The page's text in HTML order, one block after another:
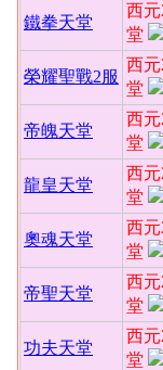
鐵拳天堂
西元
堂
榮耀聖戰2服
西元
堂
帝魄天堂
西元
堂
龍皇天堂
西元
堂
奧魂天堂
西元
堂
帝聖天堂
西元
堂
功夫天堂
西元
堂